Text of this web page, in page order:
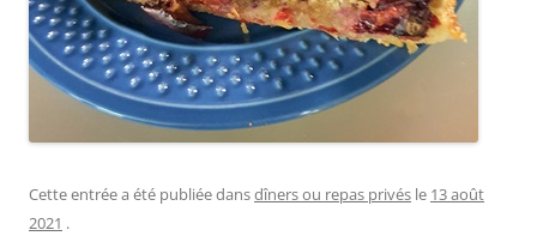
Cette entrée a été publiée dansdîners ou repas privés le 13 août
2021 .